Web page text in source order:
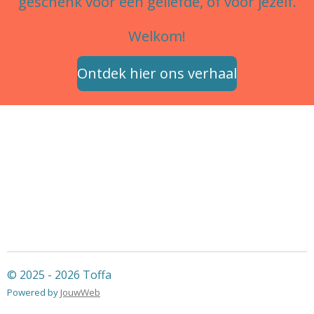
Welkom!
Ontdek hier ons verhaal
© 2025 - 2026 Toffa
Powered by JouwWeb